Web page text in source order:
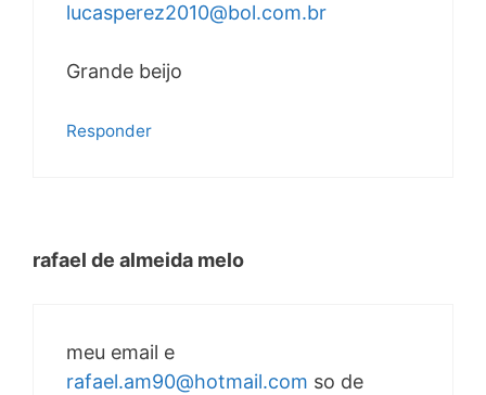
lucasperez2010@bol.com.br
Grande beijo
Responder
rafael de almeida melo
meu email e
rafael.am90@hotmail.com so de